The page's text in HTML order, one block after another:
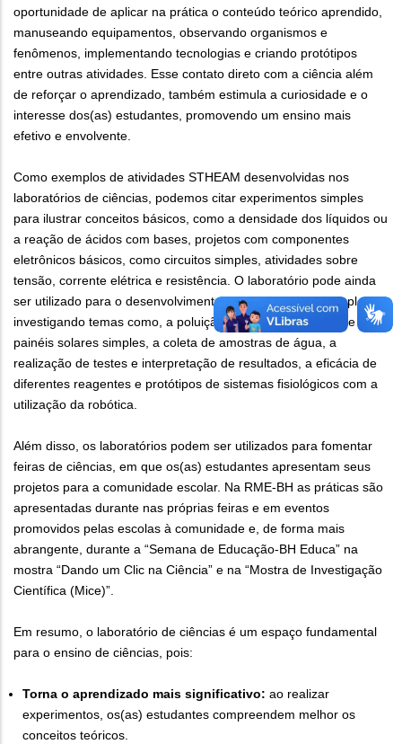
oportunidade de aplicar na prática o conteúdo teórico aprendido,
manuseando equipamentos, observando organismos e
fenômenos, implementando tecnologias e criando protótipos
entre outras atividades. Esse contato direto com a ciência além
de reforçar o aprendizado, também estimula a curiosidade e o
interesse dos(as) estudantes, promovendo um ensino mais
efetivo e envolvente.
Como exemplos de atividades STHEAM desenvolvidas nos
laboratórios de ciências, podemos citar experimentos simples
para ilustrar conceitos básicos, como a densidade dos líquidos ou
a reação de ácidos com bases, projetos com componentes
eletrônicos básicos, como circuitos simples, atividades sobre
tensão, corrente elétrica e resistência. O laboratório pode ainda
ser utilizado para o desenvolvimento de projetos mais complexos,
investigando temas como, a poluição do ar, a construção de
painéis solares simples, a coleta de amostras de água, a
realização de testes e interpretação de resultados, a eficácia de
diferentes reagentes e protótipos de sistemas fisiológicos com a
utilização da robótica.
Além disso, os laboratórios podem ser utilizados para fomentar
feiras de ciências, em que os(as) estudantes apresentam seus
projetos para a comunidade escolar. Na RME-BH as práticas são
apresentadas durante nas próprias feiras e em eventos
promovidos pelas escolas à comunidade e, de forma mais
abrangente, durante a “Semana de Educação-BH Educa” na
mostra “Dando um Clic na Ciência” e na “Mostra de Investigação
Científica (Mice)”.
Em resumo, o laboratório de ciências é um espaço fundamental
para o ensino de ciências, pois:
Torna o aprendizado mais significativo: ao realizar
experimentos, os(as) estudantes compreendem melhor os
conceitos teóricos.